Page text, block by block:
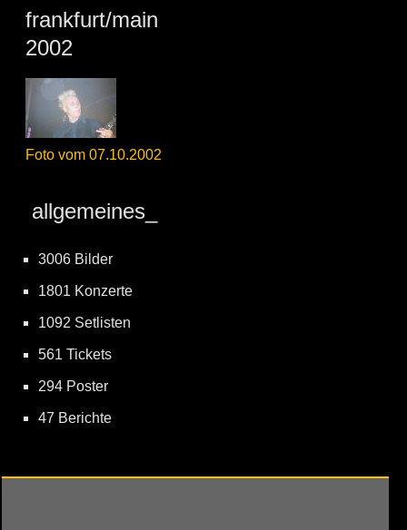
frankfurt/main
2002
Foto vom 07.10.2002
allgemeines_
3006 Bilder
1801 Konzerte
1092 Setlisten
561 Tickets
294 Poster
47 Berichte